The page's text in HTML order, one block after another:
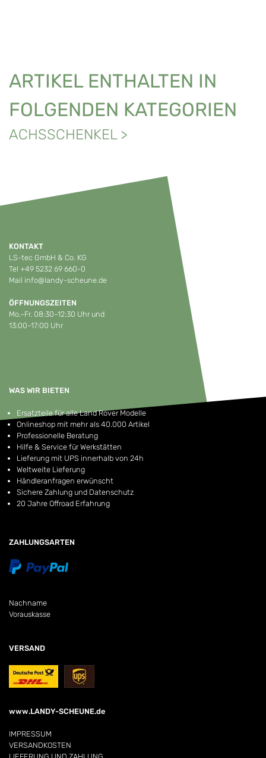
ARTIKEL ENTHALTEN IN
FOLGENDEN KATEGORIEN
ACHSSCHENKEL >
KONTAKT
LS-tec GmbH & Co. KG
Tel +49 5232 69 660-0
Mail info@landy-scheune.de
ÖFFNUNGSZEITEN
Mo.–Fr. 08:30–12:30 Uhr und
13:00–17:00 Uhr
WAS WIR BIETEN
Ersatzteile für alle Land Rover Modelle
Onlineshop mit mehr als 40.000 Artikel
Professionelle Beratung
Hilfe & Service für Werkstätten
Lieferung mit UPS innerhalb von 24h
Weltweite Lieferung
Händleranfragen erwünscht
Sichere Zahlung und Datenschutz
20 Jahre Offroad Erfahrung
ZAHLUNGSARTEN
Nachname
Vorauskasse
VERSAND
www.LANDY-SCHEUNE.de
IMPRESSUM
VERSANDKOSTEN